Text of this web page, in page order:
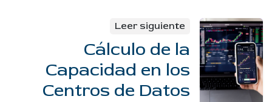
Leer siguiente
Cálculo de la
Capacidad en los
Centros de Datos